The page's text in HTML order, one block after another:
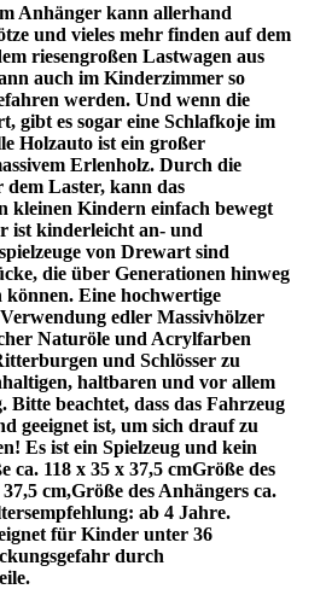
Anhänger kann allerhand
und vieles mehr finden auf dem
riesengroßen Lastwagen aus
auch im Kinderzimmer so
werden. Und wenn die
gibt es sogar eine Schlafkoje im
Holzauto ist ein großer
Erlenholz. Durch die
dem Laster, kann das
kleinen Kindern einfach bewegt
ist kinderleicht an- und
von Drewart sind
die über Generationen hinweg
können. Eine hochwertige
edler Massivhölzer
Naturöle und Acrylfarben
und Schlösser zu
haltbaren und vor allem
Bitte beachtet, dass das Fahrzeug
geeignet ist, um sich drauf zu
Es ist ein Spielzeug und kein
ca. 118 x 35 x 37,5 cmGröße des
cm,Größe des Anhängers ca.
ab 4 Jahre.
für Kinder unter 36
durch